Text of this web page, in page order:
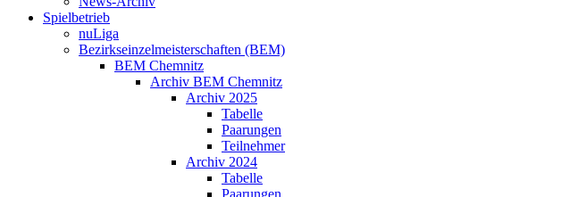
Spielbetrieb
nuLiga
Bezirkseinzelmeisterschaften (BEM)
BEM Chemnitz
Archiv BEM Chemnitz
Archiv 2025
Tabelle
Paarungen
Teilnehmer
Archiv 2024
Tabelle
Paarungen